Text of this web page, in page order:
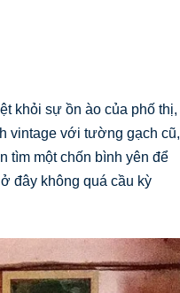
khỏi sự ồn ào của phố thị,
vintage với tường gạch cũ,
tìm một chốn bình yên để
đây không quá cầu kỳ